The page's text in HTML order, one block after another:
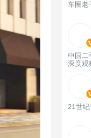
车圈老
中国二
深度观
21世